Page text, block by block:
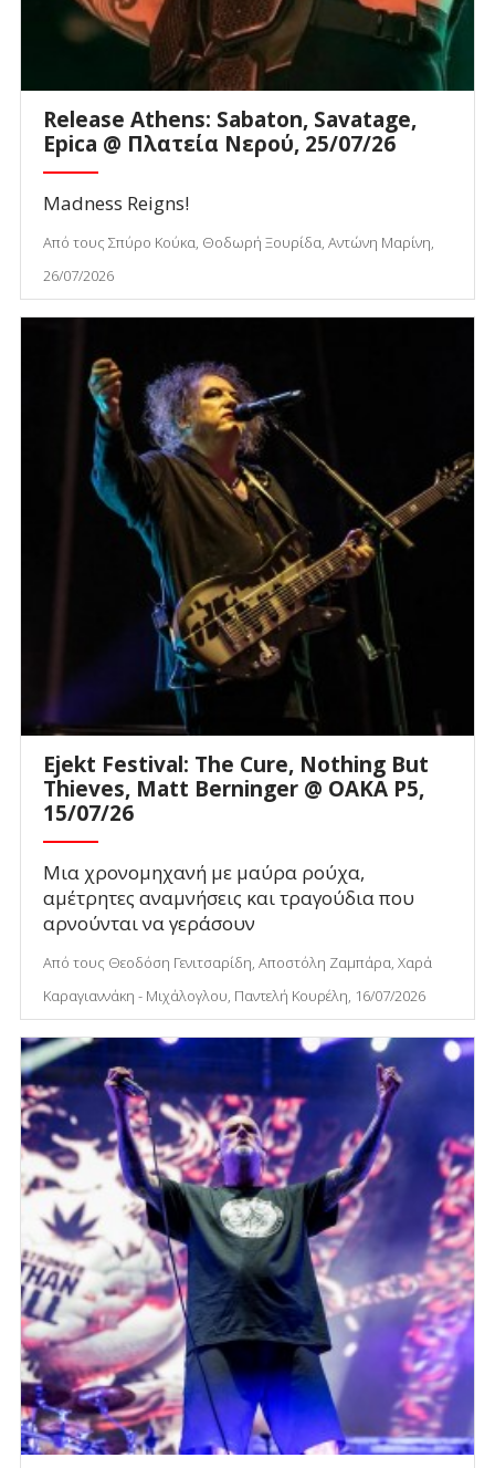
Release Athens: Sabaton, Savatage,
Epica @ Πλατεία Νερού, 25/07/26
Madness Reigns!
Από τους Σπύρο Κούκα, Θοδωρή Ξουρίδα, Αντώνη Μαρίνη,
26/07/2026
Ejekt Festival: The Cure, Nothing But
Thieves, Matt Berninger @ ΟΑΚΑ P5,
15/07/26
Μια χρονομηχανή με μαύρα ρούχα,
αμέτρητες αναμνήσεις και τραγούδια που
αρνούνται να γεράσουν
Από τους Θεοδόση Γενιτσαρίδη, Αποστόλη Ζαμπάρα, Χαρά
Καραγιαννάκη - Μιχάλογλου, Παντελή Κουρέλη, 16/07/2026